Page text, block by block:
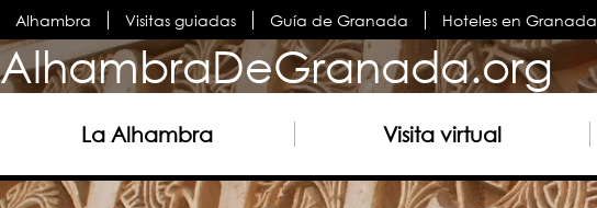
Alhambra Visitas guiadas Guía de Granada Hoteles en Granada
AlhambraDeGranada.org
La Alhambra Visita virtual